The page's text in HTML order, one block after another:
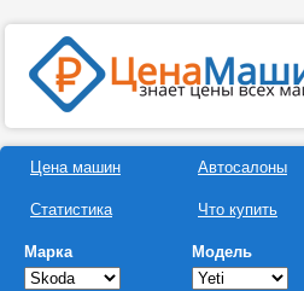
Цена машин
Статистика
Автосалоны
Что купить
Марка Модель